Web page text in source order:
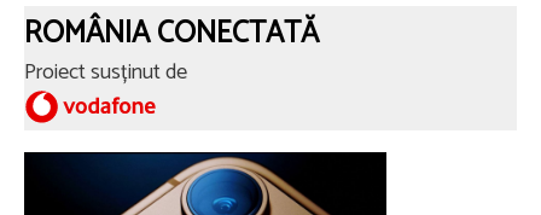
ROMÂNIA CONECTATĂ
Proiect susținut de